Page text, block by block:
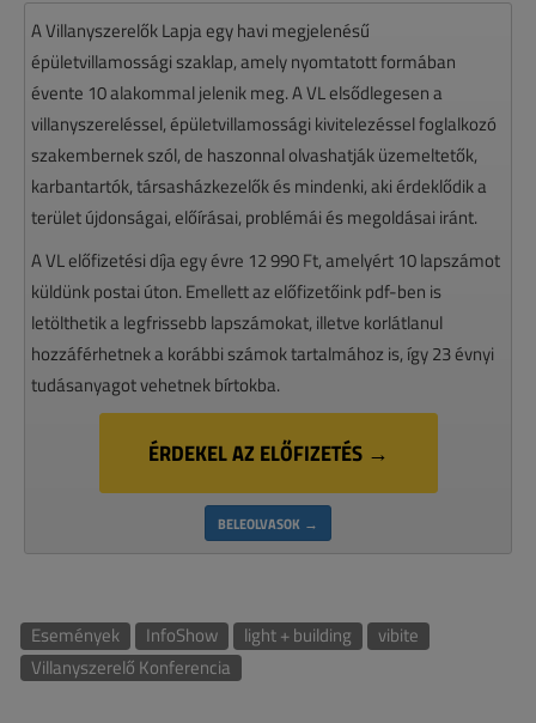
A Villanyszerelők Lapja egy havi megjelenésű
épületvillamossági szaklap, amely nyomtatott formában
évente 10 alakommal jelenik meg. A VL elsődlegesen a
villanyszereléssel, épületvillamossági kivitelezéssel foglalkozó
szakembernek szól, de haszonnal olvashatják üzemeltetők,
karbantartók, társasházkezelők és mindenki, aki érdeklődik a
terület újdonságai, előírásai, problémái és megoldásai iránt.
A VL előfizetési díja egy évre 12 990 Ft, amelyért 10 lapszámot
küldünk postai úton. Emellett az előfizetőink pdf-ben is
letölthetik a legfrissebb lapszámokat, illetve korlátlanul
hozzáférhetnek a korábbi számok tartalmához is, így 23 évnyi
tudásanyagot vehetnek bírtokba.
ÉRDEKEL AZ ELŐFIZETÉS →
BELEOLVASOK →
Események InfoShow light + building
vibite
Villanyszerelő Konferencia